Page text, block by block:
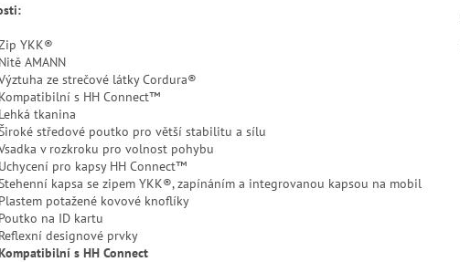
YKK®
Nitě AMANN
ze strečové látky Cordura®
Kompatibilní s HH Connect™
Lehká tkanina
Široké středové poutko pro větší stabilitu a sílu
v rozkroku pro volnost pohybu
Uchycení pro kapsy HH Connect™
Stehenní kapsa se zipem YKK®, zapínáním a integrovanou kapsou na mobil
Plastem potažené kovové knoflíky
Poutko na ID kartu
Reflexní designové prvky
s HH Connect